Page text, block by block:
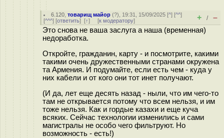
6.120 ,товарищ майор (?), 19:31, 15/09/2025 [^] [^^]
[^^^] [ответить] [↑] [к модератору] + / –
Это снова не ваша заслуга а наша (временная)
недоработка.
Откройте, гражданин, карту - и посмотрите, какими
такими очень дружественными странами окружена
та Армения. И подумайте, если есть чем - куда у
них кабели и от кого они тот инет получают.
(И да, лет еще десять назад - ныли, что им чего-то
там не открывается потому что всем нельзя, и им
тоже нельзя. Как и гордые казахи и еще куча
всяких. Сейчас технологии изменились и сами
магистралы не особо чего фильтруют. Но
возможность - есть!)